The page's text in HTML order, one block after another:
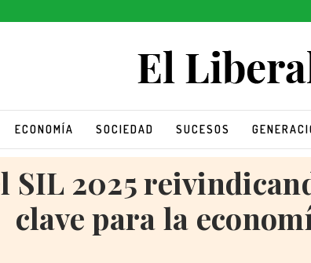
ECONOMÍA SOCIEDAD SUCESOS
SIL 2025
clave para la